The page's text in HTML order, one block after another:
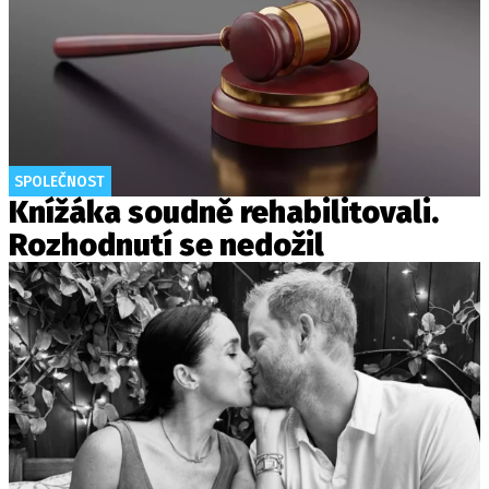
SPOLEČNOST
Knížáka soudně rehabilitovali.
Rozhodnutí se nedožil